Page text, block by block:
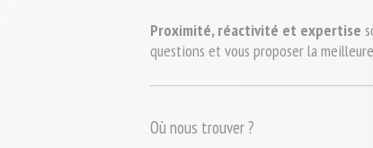
Proximité, réactivité et expertise
questions et vous proposer la
Où nous trouver ?